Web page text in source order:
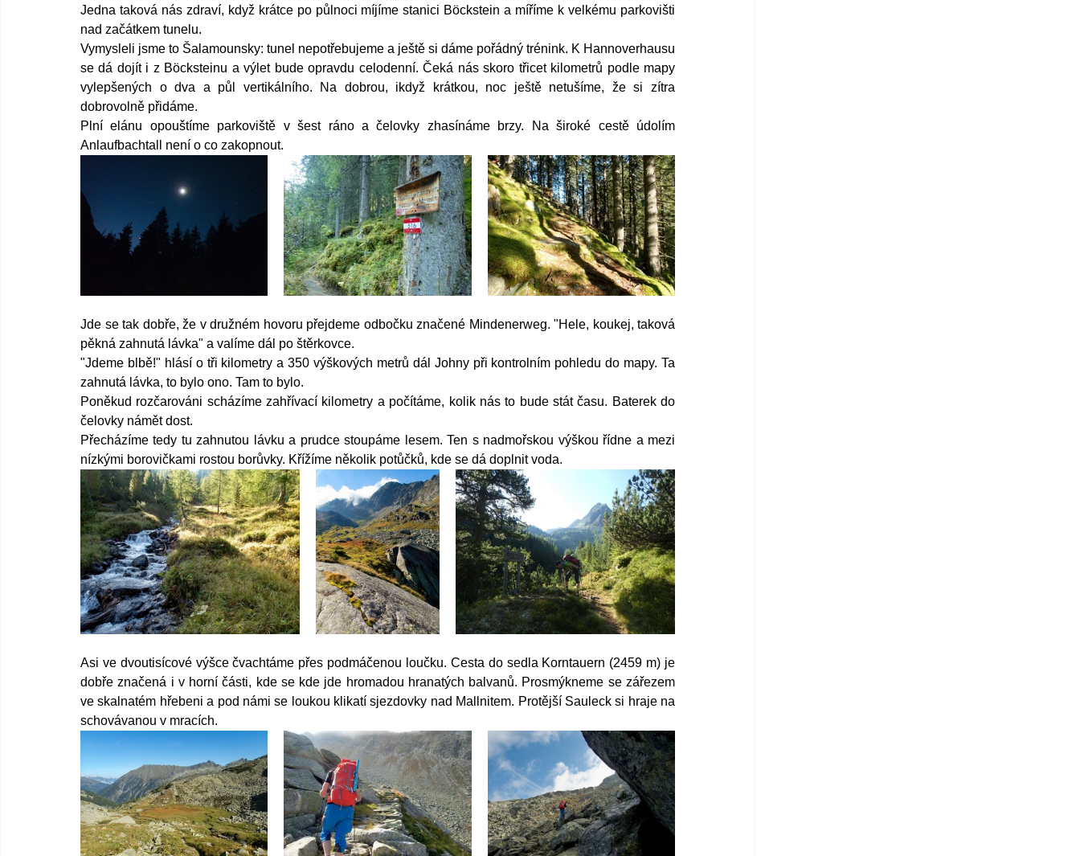
Jedna taková nás zdraví, když krátce po půlnoci míjíme stanici Böckstein a míříme k velkému parkovišti
nad začátkem tunelu.
Vymysleli jsme to Šalamounsky: tunel nepotřebujeme a ještě si dáme pořádný trénink. K Hannoverhausu
se dá dojít i z Böcksteinu a výlet bude opravdu celodenní. Čeká nás skoro třicet kilometrů podle mapy
vylepšených o dva a půl vertikálního. Na dobrou, ikdyž krátkou, noc ještě netušíme, že si zítra
dobrovolně přidáme.
Plní elánu opouštíme parkoviště v šest ráno a čelovky zhasínáme brzy. Na široké cestě údolím
Anlaufbachtall není o co zakopnout.
Jde se tak dobře, že v družném hovoru přejdeme odbočku značené Mindenerweg. "Hele, koukej, taková
pěkná zahnutá lávka" a valíme dál po štěrkovce.
"Jdeme blbě!" hlásí o tři kilometry a 350 výškových metrů dál Johny při kontrolním pohledu do mapy. Ta
zahnutá lávka, to bylo ono. Tam to bylo.
Poněkud rozčarováni scházíme zahřívací kilometry a počítáme, kolik nás to bude stát času. Baterek do
čelovky námět dost.
Přecházíme tedy tu zahnutou lávku a prudce stoupáme lesem. Ten s nadmořskou výškou řídne a mezi
nízkými borovičkami rostou borůvky. Křížíme několik potůčků, kde se dá doplnit voda.
Asi ve dvoutisícové výšce čvachtáme přes podmáčenou loučku. Cesta do sedla Korntauern (2459 m) je
dobře značená i v horní části, kde se kde jde hromadou hranatých balvanů. Prosmýkneme se zářezem
ve skalnatém hřebeni a pod námi se loukou klikatí sjezdovky nad Mallnitem. Protější Sauleck si hraje na
schovávanou v mracích.